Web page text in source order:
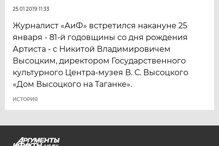
25.01.2019 11:33
Журналист «АиФ» встретился накануне 25
января - 81-й годовщины со дня рождения
Артиста - с Никитой Владимировичем
Высоцким, директором Государственного
культурного Центра-музея В. С. Высоцкого
«Дом Высоцкого на Таганке».
ИСТОРИЯ